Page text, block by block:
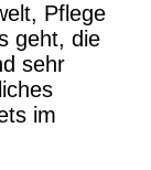
Pflege
geht, die
sehr
im